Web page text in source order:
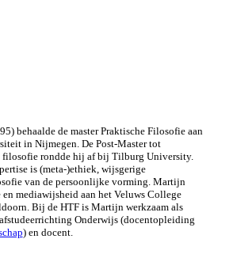
behaalde de master Praktische Filosofie aan
in Nijmegen. De Post-Master tot
filosofie rondde hij af bij Tilburg University.
is (meta-)ethiek, wijsgerige
van de persoonlijke vorming. Martijn
mediawijsheid aan het Veluws College
Bij de HTF is Martijn werkzaam als
Onderwijs (docentopleiding
) en docent.